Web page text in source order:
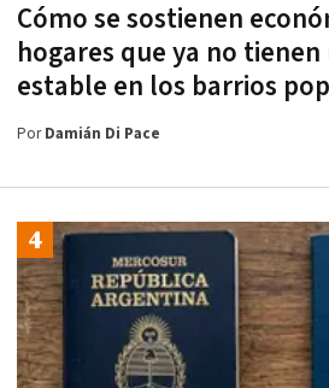
Cómo se sostienen
hogares que ya no
estable en los barrios
PorDamián Di Pace